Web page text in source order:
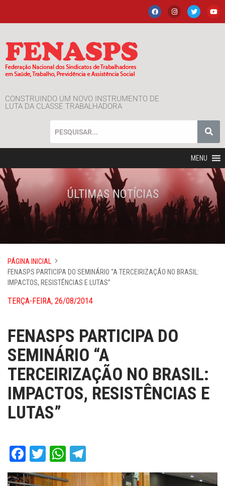
CONSTRUINDO UM NOVO INSTRUMENTO DE
LUTA DA CLASSE TRABALHADORA
MENU
ÚLTIMAS NOTÍCIAS
PÁGINA INICIAL
FENASPS PARTICIPA DO SEMINÁRIO “A TERCEIRIZAÇÃO NO BRASIL:
IMPACTOS, RESISTÊNCIAS E LUTAS”
TERÇA-FEIRA, 26/08/2014
FENASPS PARTICIPA DO
SEMINÁRIO “A
TERCEIRIZAÇÃO NO BRASIL:
IMPACTOS, RESISTÊNCIAS E
LUTAS”
Facebook
TwitterWhatsApp